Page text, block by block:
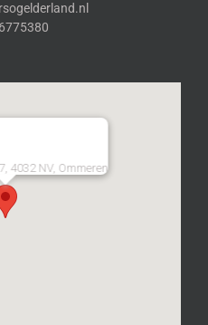
4032 NV, Ommeren